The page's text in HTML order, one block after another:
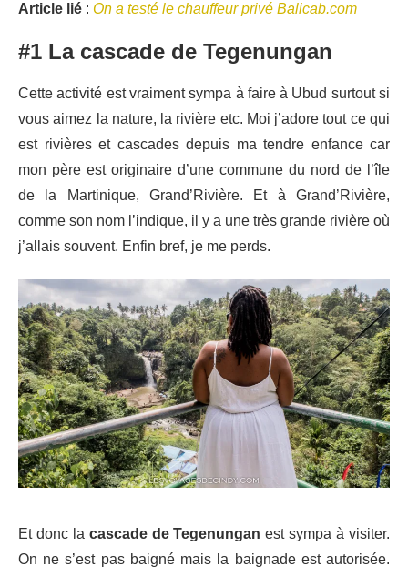
Article lié : On a testé le chauffeur privé Balicab.com
#1 La cascade de Tegenungan
Cette activité est vraiment sympa à faire à Ubud surtout si
vous aimez la nature, la rivière etc. Moi j’adore tout ce qui
est rivières et cascades depuis ma tendre enfance car
mon père est originaire d’une commune du nord de l’île
de la Martinique, Grand’Rivière. Et à Grand’Rivière,
comme son nom l’indique, il y a une très grande rivière où
j’allais souvent. Enfin bref, je me perds.
Et donc la cascade de Tegenungan est sympa à visiter.
On ne s’est pas baigné mais la baignade est autorisée.